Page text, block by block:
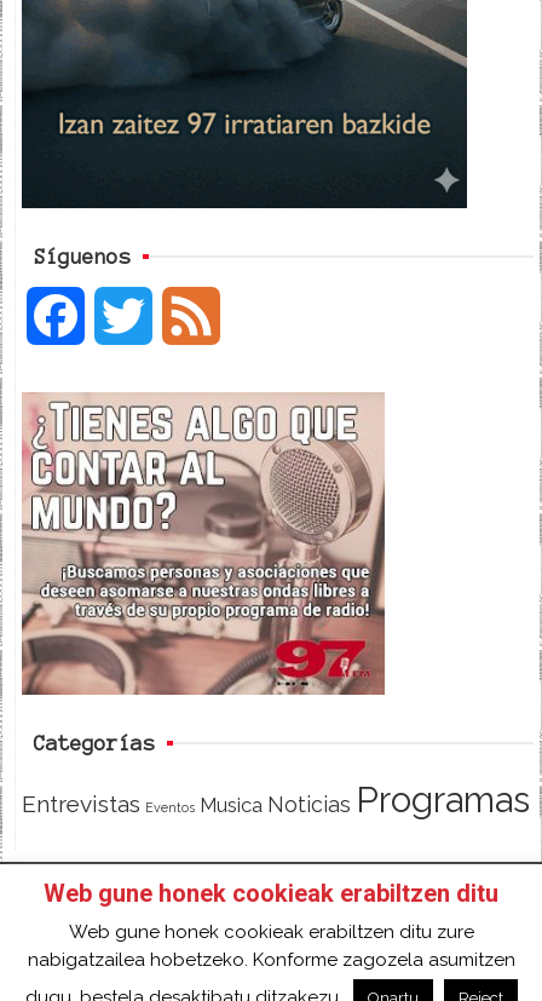
Síguenos
c
e
b
o
o
i
t
t
e
e
d
Categorías
Entrevistas Eventos Musica Noticias Programas
INICIO HAZTE SOCI@!
FACEBOOK
TWITTER
CONTACTO ACCESO
2018 Gure eduki guztiak Creative Commons
Web gune honek cookieak erabiltzen ditu
Web gune honek cookieak erabiltzen ditu zure
nabigatzailea hobetzeko. Konforme zagozela asumitzen